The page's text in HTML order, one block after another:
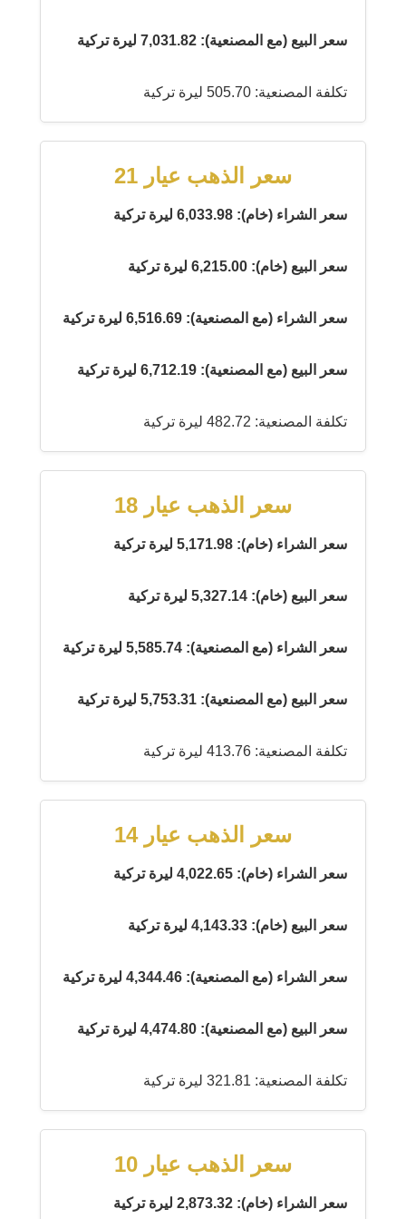
سعر البيع (مع المصنعية): 7,031.82 ليرة تركية
تكلفة المصنعية: 505.70 ليرة تركية
سعر الذهب عيار 21
سعر الشراء (خام): 6,033.98 ليرة تركية
سعر البيع (خام): 6,215.00 ليرة تركية
سعر الشراء (مع المصنعية): 6,516.69 ليرة تركية
سعر البيع (مع المصنعية): 6,712.19 ليرة تركية
تكلفة المصنعية: 482.72 ليرة تركية
سعر الذهب عيار 18
سعر الشراء (خام): 5,171.98 ليرة تركية
سعر البيع (خام): 5,327.14 ليرة تركية
سعر الشراء (مع المصنعية): 5,585.74 ليرة تركية
سعر البيع (مع المصنعية): 5,753.31 ليرة تركية
تكلفة المصنعية: 413.76 ليرة تركية
سعر الذهب عيار 14
سعر الشراء (خام): 4,022.65 ليرة تركية
سعر البيع (خام): 4,143.33 ليرة تركية
سعر الشراء (مع المصنعية): 4,344.46 ليرة تركية
سعر البيع (مع المصنعية): 4,474.80 ليرة تركية
تكلفة المصنعية: 321.81 ليرة تركية
سعر الذهب عيار 10
سعر الشراء (خام): 2,873.32 ليرة تركية